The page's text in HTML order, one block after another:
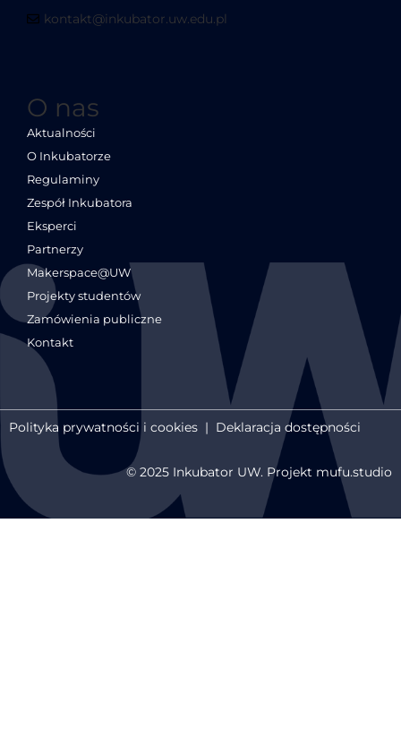
kontakt@inkubator.uw.edu.pl
O nas
Aktualności
O Inkubatorze
Regulaminy
Zespół Inkubatora
Eksperci
Partnerzy
Makerspace@UW
Projekty studentów
Zamówienia publiczne
Kontakt
Polityka prywatności i cookies | Deklaracja dostępności
© 2025 Inkubator UW. Projekt mufu.studio